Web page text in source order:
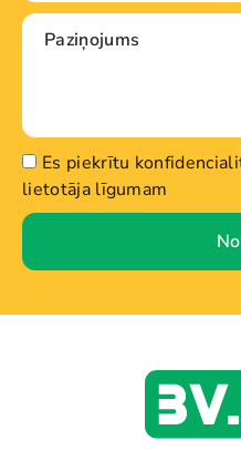
Es piekrītu
lietotāja līgumam